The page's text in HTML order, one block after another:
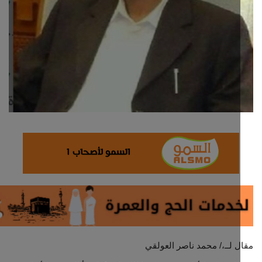
ثقافة وفن
اقتصاد
مؤسسة حدث اليوم
العالمية
تكنولوجيا وسيارات
لــ،/ محمد ناصر العولقي